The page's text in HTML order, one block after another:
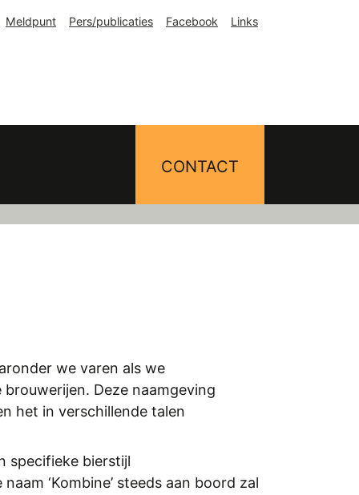
Meldpunt Pers/publicaties Facebook Links
CONTACT
we varen als we
Deze naamgeving
het in verschillende talen
specifieke bierstijl
‘Kombine’ steeds aan boord zal